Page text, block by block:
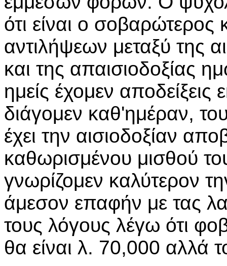
ότι είναι ο σοβαρώτερος
αντιλήψεων μεταξύ της
και της απαισιοδοξίας
ημείς έχομεν
διάγομεν καθ'ημέραν,
έχει την αισιοδοξίαν
καθωρισμένου μισθού
γνωρίζομεν καλύτερον
άμεσον επαφήν με τας
τους λόγους λέγω ότι
θα είναι λ. 70,000 αλλά